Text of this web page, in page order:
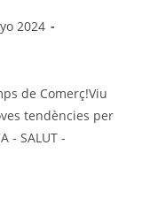
2024
de Comerç!Viu
tendències per
- SALUT -